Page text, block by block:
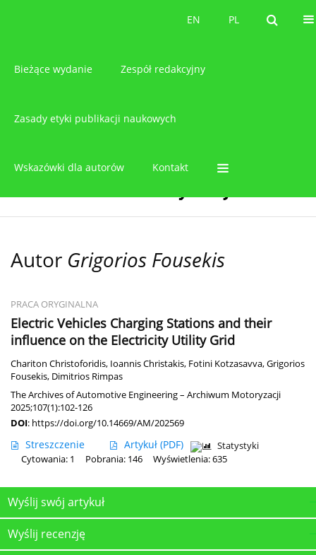
PL
EN PL
EN
Bieżące wydanie Zespół redakcyjny
Zasady etyki publikacji naukowych
Wskazówki dla autorów Kontakt
Autor Grigorios Fousekis
PRACA ORYGINALNA
Electric Vehicles Charging Stations and their
influence on the Electricity Utility Grid
Chariton Christoforidis, Ioannis Christakis, Fotini Kotzasavva,Grigorios
Fousekis, Dimitrios Rimpas
The Archives of Automotive Engineering – Archiwum Motoryzacji
2025;107(1):102-126
DOI: https://doi.org/10.14669/AM/202569
Streszczenie Artykuł (PDF)
Statystyki
Cytowania: 1
Pobrania: 146 Wyświetlenia: 635
Wyślij swój artykuł
Wyślij recenzję